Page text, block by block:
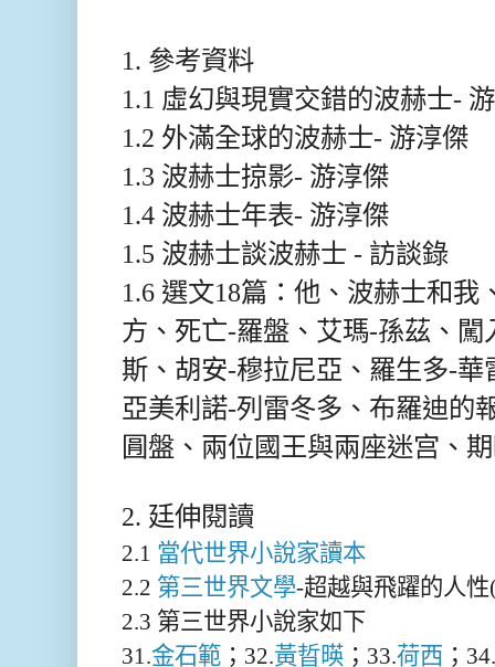
1. 參考資料
1.1 虛幻與現實交錯的波赫士-
1.2 外滿全球的波赫士- 游淳傑
1.3 波赫士掠影- 游淳傑
1.4 波赫士年表- 游淳傑
1.5 波赫士談波赫士 - 訪談錄
1.6 選文18篇：他、波赫士和我
方、死亡-羅盤、艾瑪-孫茲、
斯、胡安-穆拉尼亞、羅生多-
亞美利諾-列雷冬多、布羅迪的
㘣盤、兩位國王與兩座迷宫、
2. 廷伸閱讀
2.1 當代世界小說家讀本
2.2 第三世界文學-超越與飛躍的人
2.3 第三世界小說家如下
31.金石範 ；32.黃晢暎 ；33.荷西 ；34.